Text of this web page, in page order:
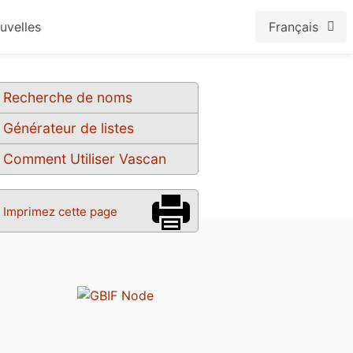
Français
Recherche de noms
Générateur de listes
Comment Utiliser Vascan
Imprimez cette page